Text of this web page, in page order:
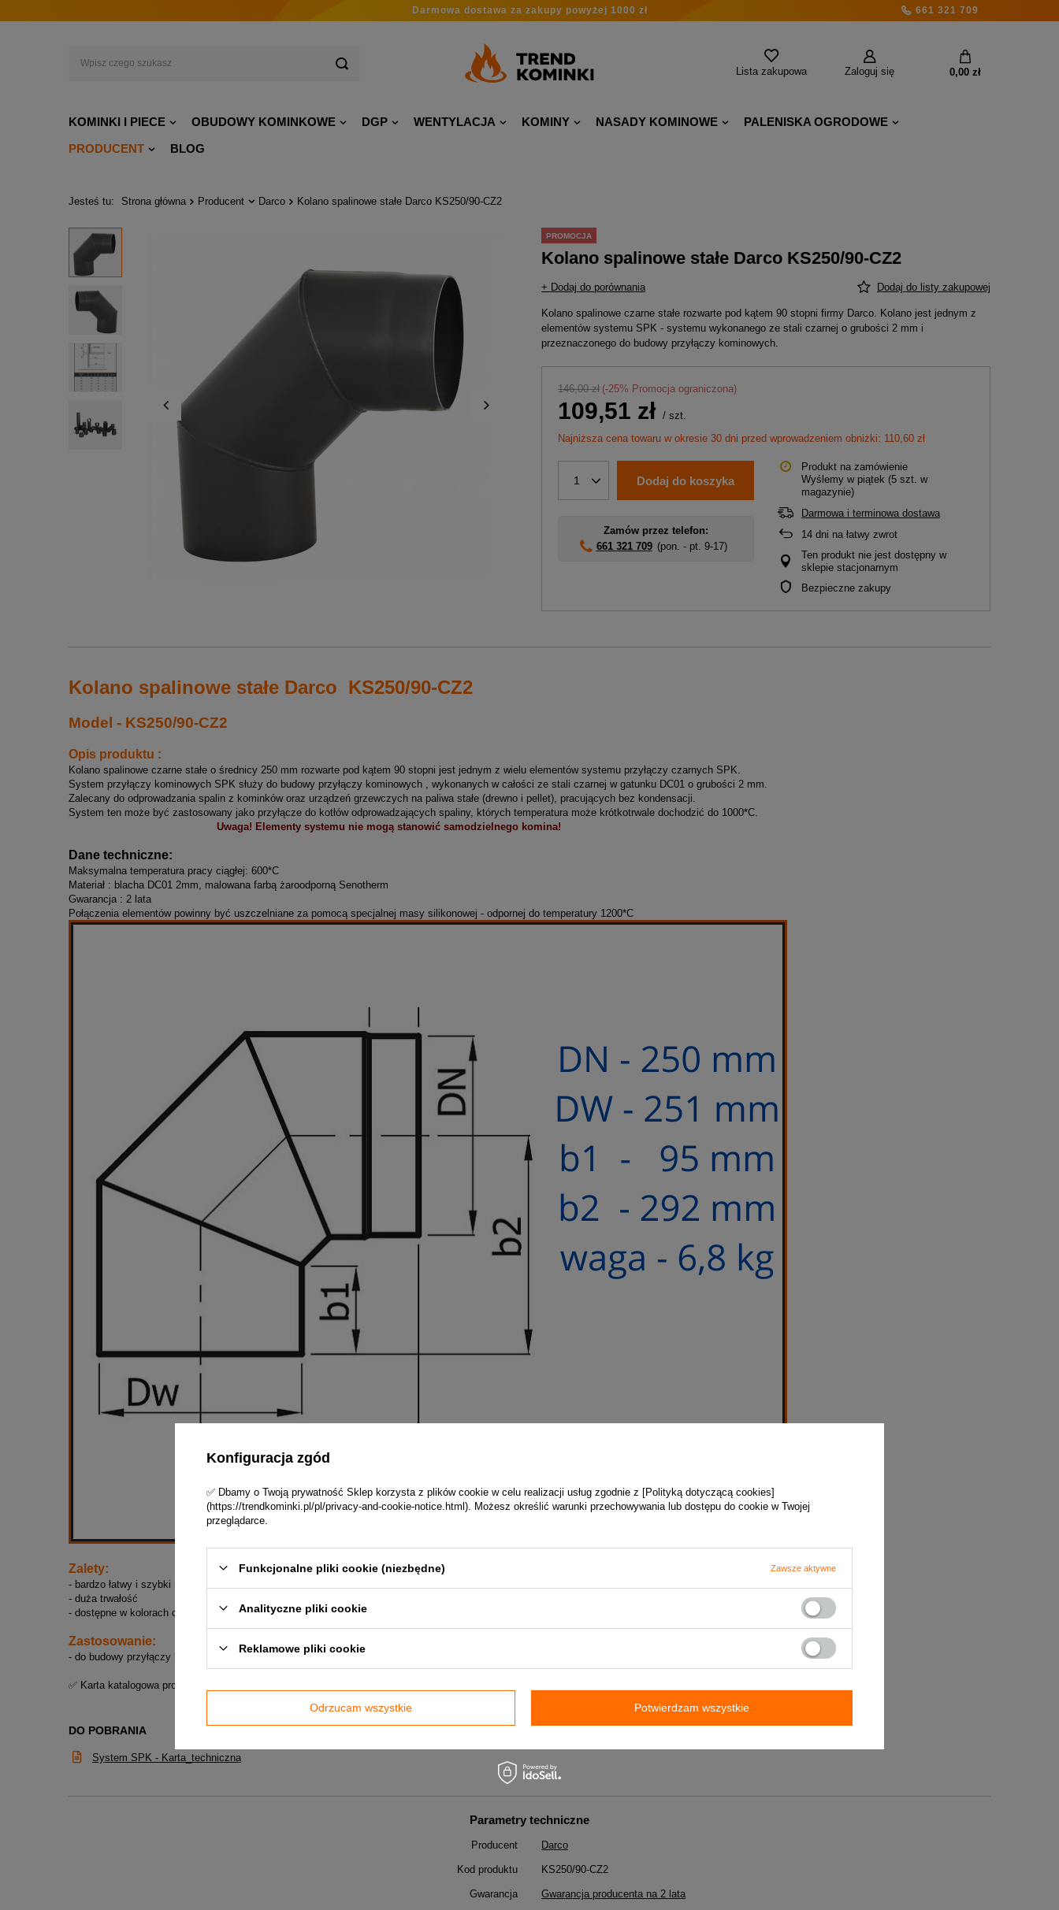
Darmowa dostawa za zakupy powyżej 1000 zł 661 321 709
Zaloguj się
Lista zakupowa 0,00 zł
KOMINKI I PIECE OBUDOWY KOMINKOWE DGP WENTYLACJA KOMINY NASADY KOMINOWE
PALENISKA OGRODOWE
PRODUCENT
BLOG
Jesteś tu: Strona główna Producent Darco Kolano spalinowe stałe Darco KS250/90-CZ2
PROMOCJA
Kolano spalinowe stałe Darco KS250/90-CZ2
+ Dodaj do porównania Dodaj do listy zakupowej
Kolano spalinowe czarne stałe rozwarte pod kątem 90 stopni firmy Darco. Kolano jest jednym z
elementów systemu SPK - systemu wykonanego ze stali czarnej o grubości 2 mm i
przeznaczonego do budowy przyłączy kominowych.
146,00 zł (-25% Promocja ograniczona)
109,51 zł / szt.
Najniższa cena towaru w okresie 30 dni przed wprowadzeniem obniżki: 110,60 zł
1 Dodaj do koszyka
Zamów przez telefon:
661 321 709 (pon. - pt. 9-17)
Produkt na zamówienie
Wyślemy w piątek (5 szt. w
magazynie)
Darmowa i terminowa dostawa
14 dni na łatwy zwrot
Ten produkt nie jest dostępny w
sklepie stacjonarnym
Bezpieczne zakupy
Kolano spalinowe stałe Darco KS250/90-CZ2
Model - KS250/90-CZ2
Opis produktu :
Kolano spalinowe czarne stałe o średnicy 250 mm rozwarte pod kątem 90 stopni jest jednym z wielu elementów systemu przyłączy czarnych SPK.
System przyłączy kominowych SPK służy do budowy przyłączy kominowych , wykonanych w całości ze stali czarnej w gatunku DC01 o grubości 2 mm.
Zalecany do odprowadzania spalin z kominków oraz urządzeń grzewczych na paliwa stałe (drewno i pellet), pracujących bez kondensacji.
System ten może być zastosowany jako przyłącze do kotłów odprowadzających spaliny, których temperatura może krótkotrwale dochodzić do 1000*C.
Uwaga! Elementy systemu nie mogą stanowić samodzielnego komina!
Dane techniczne:
Maksymalna temperatura pracy ciągłej: 600*C
Materiał : blacha DC01 2mm, malowana farbą żaroodporną Senotherm
Gwarancja : 2 lata
Połączenia elementów powinny być uszczelniane za pomocą specjalnej masy silikonowej - odpornej do temperatury 1200*C
Zalety:
- bardzo łatwy i szybki montaż
- duża trwałość
- dostępne w kolorach czarnym (standard) i grafitowym (na zamówienie).
Zastosowanie:
- do budowy przyłączy kominowych z kominków lub pieców na paliwa stałe: drewno lub pellet.
✅ Karta katalogowa produktu w załączniku poniżej !
DO POBRANIA
System SPK - Karta_techniczna
Parametry techniczne
Producent Darco
Kod produktu KS250/90-CZ2
Gwarancja Gwarancja producenta na 2 lata
Konfiguracja zgód
✅ Dbamy o Twoją prywatność Sklep korzysta z plików cookie w celu realizacji usług zgodnie z [Polityką dotyczącą cookies]
(https://trendkominki.pl/pl/privacy-and-cookie-notice.html). Możesz określić warunki przechowywania lub dostępu do cookie w Twojej
przeglądarce.
Funkcjonalne pliki cookie (niezbędne) Zawsze aktywne
Analityczne pliki cookie
Reklamowe pliki cookie
Odrzucam wszystkie Potwierdzam wszystkie